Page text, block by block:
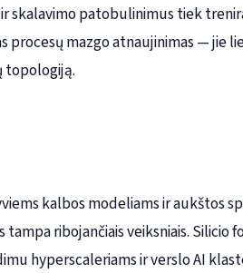
skalavimo patobulinimus tiek
procesų mazgo atnaujinimas — jie
topologiją.
kalbos modeliams ir aukštos
ribojančiais veiksniais. Silicio
hyperscaleriams ir verslo AI